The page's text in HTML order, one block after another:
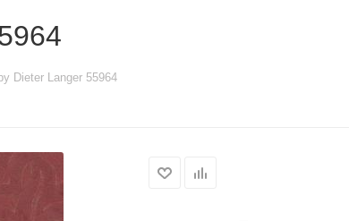
Dieter Langer 55964